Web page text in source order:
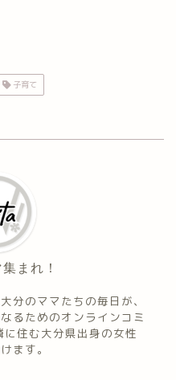
子育て
まれ！
分のママたちの毎日が、
るためのオンラインコミ
住む大分県出身の女性
ます。